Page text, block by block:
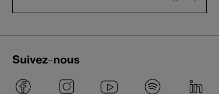
Suivez-nous